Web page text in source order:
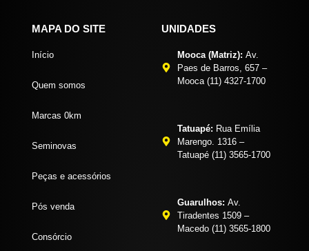
MAPA DO SITE
Início
Quem somos
Marcas 0km
Seminovas
Peças e acessórios
Pós venda
Consórcio
UNIDADES
Mooca (Matriz): Av.
Paes de Barros, 657 –
Mooca (11) 4327-1700
Tatuapé: Rua Emília
Marengo. 1316 –
Tatuapé (11) 3565-1700
Guarulhos: Av.
Tiradentes 1509 –
Macedo (11) 3565-1800